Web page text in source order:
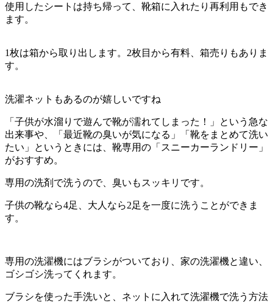
使用したシートは持ち帰って、靴箱に入れたり再利用もでき
ます。
1枚は箱から取り出します。2枚目から有料、箱売りもありま
す。
洗濯ネットもあるのが嬉しいですね
「子供が水溜りで遊んで靴が濡れてしまった！」という急な
出来事や、「最近靴の臭いが気になる」「靴をまとめて洗い
たい」というときには、靴専用の「スニーカーランドリー」
がおすすめ。
専用の洗剤で洗うので、臭いもスッキリです。
子供の靴なら4足、大人なら2足を一度に洗うことができま
す。
専用の洗濯機にはブラシがついており、家の洗濯機と違い、
ゴシゴシ洗ってくれます。
ブラシを使った手洗いと、ネットに入れて洗濯機で洗う方法